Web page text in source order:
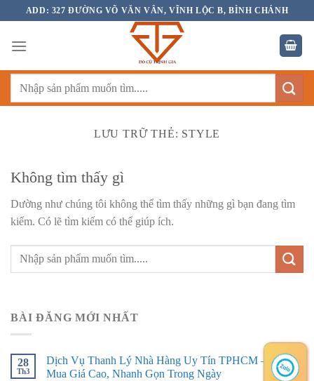
nội
ADD: 327 ĐƯỜNG VÕ VĂN VÂN, VĨNH LỘC B, BÌNH CHÁNH
LƯU TRỮ THẺ: STYLE
Không tìm thấy gì
Dường như chúng tôi không thể tìm thấy những gì bạn đang tìm
kiếm. Có lẽ tìm kiếm có thể giúp ích.
BÀI ĐĂNG MỚI NHẤT
28
Th3
Dịch Vụ Thanh Lý Nhà Hàng Uy Tín TPHCM – Thu
Mua Giá Cao, Nhanh Gọn Trong Ngày